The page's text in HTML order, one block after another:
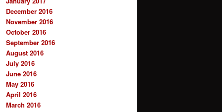
December 2016
November 2016
October 2016
September 2016
August 2016
July 2016
June 2016
May 2016
April 2016
March 2016